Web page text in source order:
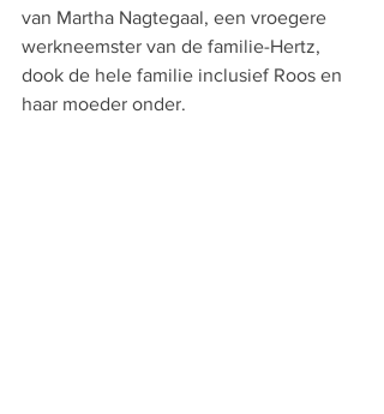
van Martha Nagtegaal, een vroegere
werkneemster van de familie-Hertz,
dook de hele familie inclusief Roos en
haar moeder onder.